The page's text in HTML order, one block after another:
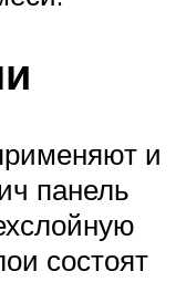
и
панель
состоят